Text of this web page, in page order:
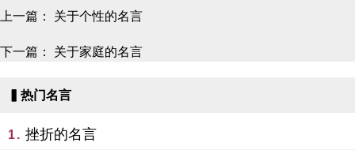
上一篇： 关于个性的名言
下一篇： 关于家庭的名言
▍热门名言
1. 挫折的名言